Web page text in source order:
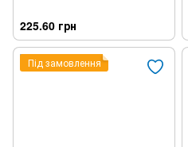
225.60 грн
Під замовлення